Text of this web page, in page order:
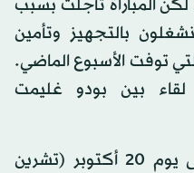
زيوريخ السويسري 2 - 1، لكن المباراة تأجلت بسبب
بالتجهيز وتأمين
التي توفت الأسبوع الماضي.
بين بودو غليمت
وقرر يويفا ترحيل المباراة إلى يوم 20 أكتوبر (تشرين